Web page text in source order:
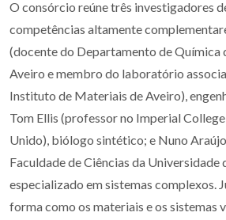
O consórcio reúne três investigadores
competências altamente
(docente do Departamento de Química
Aveiro e membro do laboratório
Instituto de Materiais de Aveiro),
Tom Ellis (professor no Imperial
Unido), biólogo sintético; e Nuno
Faculdade de Ciências da Universidade
especializado em sistemas complexos.
forma como os materiais e os sistemas